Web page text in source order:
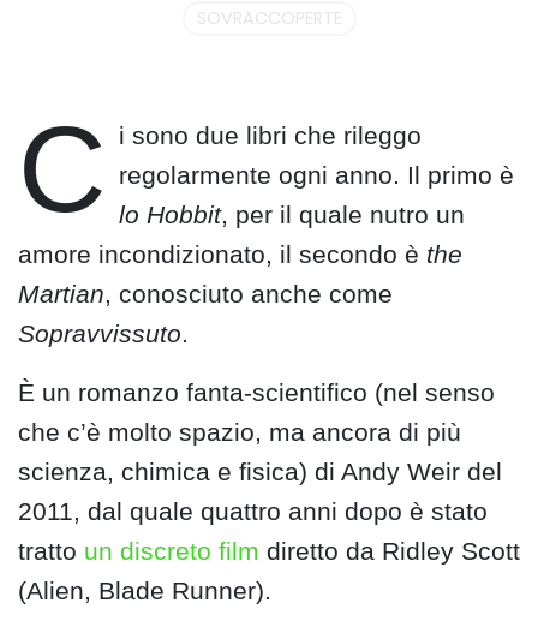
SOVRACCOPERTE
C
i sono due libri che rileggo
regolarmente ogni anno. Il primo è
lo Hobbit, per il quale nutro un
amore incondizionato, il secondo è the
Martian , conosciuto anche come
Sopravvissuto
È un romanzo fanta-scientifico (nel senso
che c’è molto spazio, ma ancora di più
scienza, chimica e fisica) di Andy Weir del
2011, dal quale quattro anni dopo è stato
tratto un discreto film diretto da Ridley Scott
(Alien, Blade Runner).